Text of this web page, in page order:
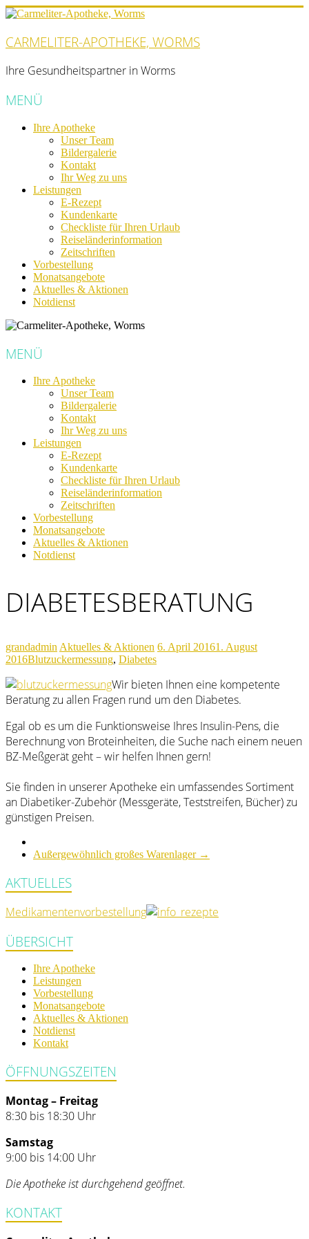
CARMELITER-APOTHEKE, WORMS
Ihre Gesundheitspartner in Worms
MENÜ
Ihre Apotheke
Unser Team
Bildergalerie
Kontakt
Ihr Weg zu uns
Leistungen
E-Rezept
Kundenkarte
Checkliste für Ihren Urlaub
Reiseländerinformation
Zeitschriften
Vorbestellung
Monatsangebote
Aktuelles & Aktionen
Notdienst
MENÜ
Ihre Apotheke
Unser Team
Bildergalerie
Kontakt
Ihr Weg zu uns
Leistungen
E-Rezept
Kundenkarte
Checkliste für Ihren Urlaub
Reiseländerinformation
Zeitschriften
Vorbestellung
Monatsangebote
Aktuelles & Aktionen
Notdienst
DIABETESBERATUNG
grandadmin Aktuelles & Aktionen 6. April 20161. August
2016Blutzuckermessung, Diabetes
Wir bieten Ihnen eine kompetente
Beratung zu allen Fragen rund um den Diabetes.
Egal ob es um die Funktionsweise Ihres Insulin-Pens, die
Berechnung von Broteinheiten, die Suche nach einem neuen
BZ-Meßgerät geht – wir helfen Ihnen gern!
Sie finden in unserer Apotheke ein umfassendes Sortiment
an Diabetiker-Zubehör (Messgeräte, Teststreifen, Bücher) zu
günstigen Preisen.
Außergewöhnlich großes Warenlager →
AKTUELLES
Medikamentenvorbestellung
ÜBERSICHT
Ihre Apotheke
Leistungen
Vorbestellung
Monatsangebote
Aktuelles & Aktionen
Notdienst
Kontakt
ÖFFNUNGSZEITEN
Montag – Freitag
8:30 bis 18:30 Uhr
Samstag
9:00 bis 14:00 Uhr
Die Apotheke ist durchgehend geöffnet.
KONTAKT